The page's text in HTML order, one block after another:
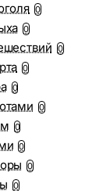
0
0
0
0
0
0
0
0
0
0